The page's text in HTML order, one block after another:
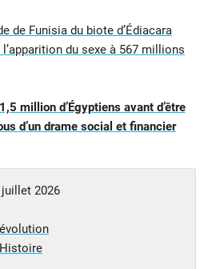
de Funisia du biote d’Édiacara
du sexe à 567 millions
million d’Égyptiens avant d’être
d’un drame social et financier
2026
évolution
Histoire